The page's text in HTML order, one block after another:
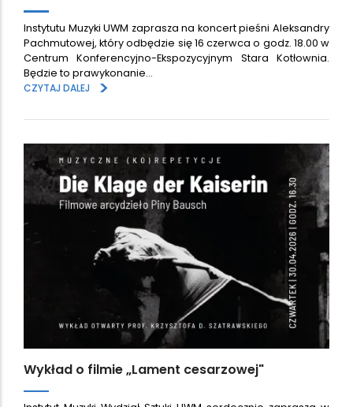
Instytutu Muzyki UWM zaprasza na koncert pieśni Aleksandry
Pachmutowej, który odbędzie się 16 czerwca o godz. 18.00 w
Centrum Konferencyjno-Ekspozycyjnym Stara Kotłownia.
Będzie to prawykonanie…
CZYTAJ DALEJ
>
Wykład o filmie „Lament cesarzowej"